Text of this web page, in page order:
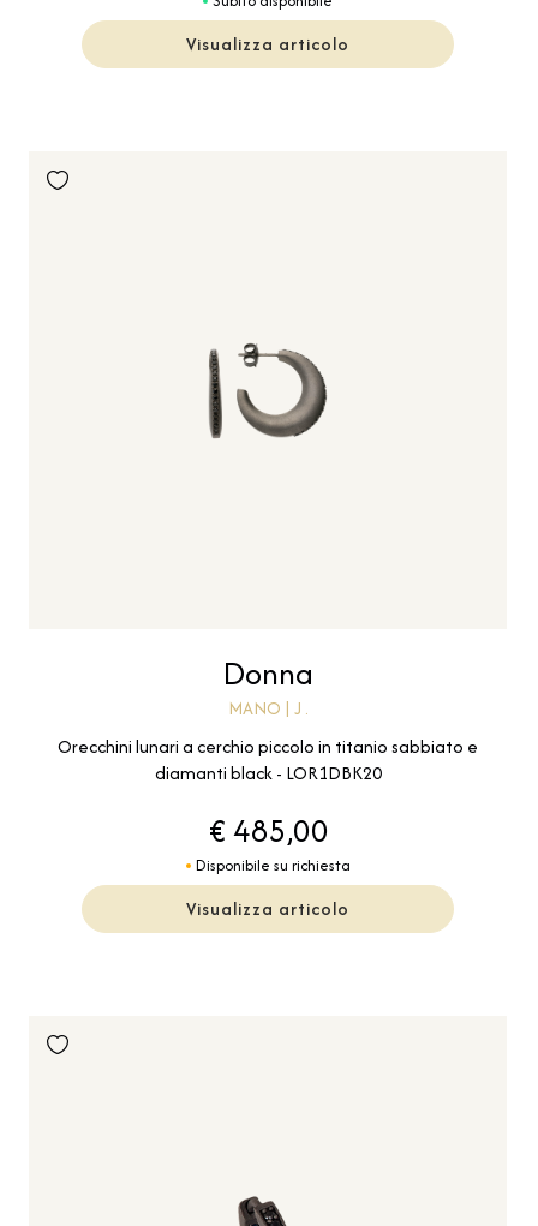
Visualizza articolo
Donna
MANO | J .
Orecchini lunari a cerchio piccolo in titanio sabbiato e
diamanti black - LOR1DBK20
€ 485,00
Disponibile su richiesta
Visualizza articolo